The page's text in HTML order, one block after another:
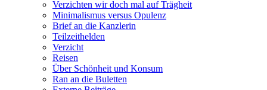
Verzichten wir doch mal auf Trägheit
Minimalismus versus Opulenz
Brief an die Kanzlerin
Teilzeithelden
Verzicht
Reisen
Über Schönheit und Konsum
Ran an die Buletten